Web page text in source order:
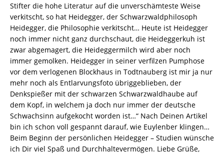
Stifter die hohe Literatur auf die unverschämteste Weise
verkitscht, so hat Heidegger, der Schwarzwaldphilosoph
Heidegger, die Philosophie verkitscht… Heute ist Heidegger
noch immer nicht ganz durchschaut, die Heideggerkuh ist
zwar abgemagert, die Heideggermilch wird aber noch
immer gemolken. Heidegger in seiner verfilzen Pumphose
vor dem verlogenen Blockhaus in Todtnauberg ist mir ja nur
mehr noch als Entlarvungsfoto übriggeblieben, der
Denkspießer mit der schwarzen Schwarzwaldhaube auf
dem Kopf, in welchem ja doch nur immer der deutsche
Schwachsinn aufgekocht worden ist…“ Nach Deinen Artikel
bin ich schon voll gespannt darauf, wie Euylenber klingen…
Beim Beginn der persönlichen Heidegger – Studien wünsche
ich Dir viel Spaß und Durchhaltevermögen. Liebe Grüße,